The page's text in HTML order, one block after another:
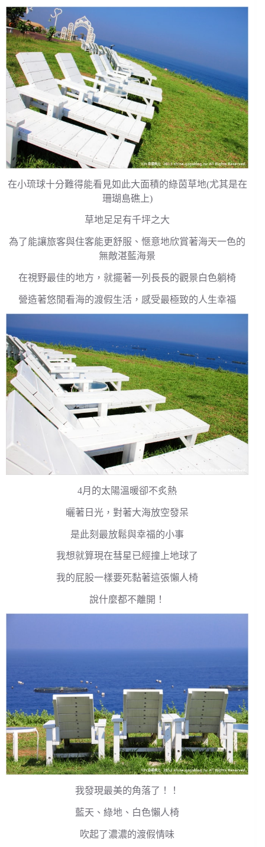
在小琉球十分難得能看見如此大面積的綠茵草地(尤其是在
珊瑚島礁上)
草地足足有千坪之大
為了能讓旅客與住客能更舒服、愜意地欣賞著海天一色的
無敵湛藍海景
在視野最佳的地方，就擺著一列長長的觀景白色躺椅
營造著悠閒看海的渡假生活，感受最極致的人生幸福
4月的太陽溫暖卻不炙熱
曬著日光，對著大海放空發呆
是此刻最放鬆與幸福的小事
我想就算現在彗星已經撞上地球了
我的屁股一樣要死黏著這張懶人椅
說什麼都不離開！
我發現最美的角落了！！
藍天、綠地、白色懶人椅
吹起了濃濃的渡假情味